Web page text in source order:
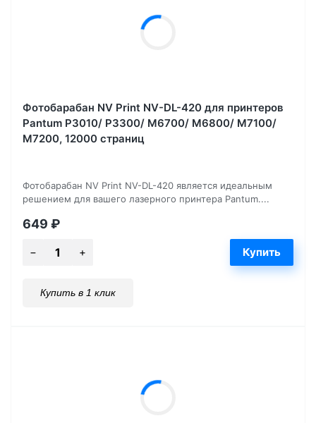
Фотобарабан NV Print NV-DL-420 для принтеров
Pantum P3010/ P3300/ M6700/ M6800/ M7100/
M7200, 12000 страниц
Фотобарабан NV Print NV-DL-420 является идеальным
решением для вашего лазерного принтера Pantum....
649 ₽
Купить в 1 клик